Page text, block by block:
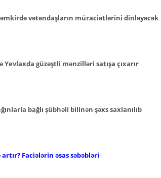
vətəndaşların müraciətlərini dinləyəcək
Yevlaxda güzəştli mənzilləri satışa çıxarır
bağlı şübhəli bilinən şəxs saxlanılıb
Faciələrin əsas səbəbləri